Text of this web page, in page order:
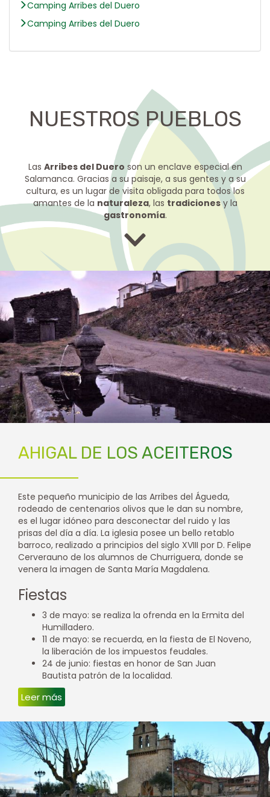
Camping Arribes del Duero
Camping Arribes del Duero
NUESTROS PUEBLOS
Las Arribes del Duero son un enclave especial en
Salamanca. Gracias a su paisaje, a sus gentes y a su
cultura, es un lugar de visita obligada para todos los
amantes de la naturaleza, las tradicionesy la
gastronomía.
AHIGAL DE LOS ACEITEROS
Este pequeño municipio de las Arribes del Águeda,
rodeado de centenarios olivos que le dan su nombre,
es el lugar idóneo para desconectar del ruido y las
prisas del día a día. La iglesia posee un bello retablo
barroco, realizado a principios del siglo XVIII por D. Felipe
Cerverauno de los alumnos de Churriguera, donde se
venera la imagen de Santa María Magdalena.
Fiestas
3 de mayo: se realiza la ofrenda en la Ermita del
Humilladero.
11 de mayo: se recuerda, en la fiesta de El Noveno,
la liberación de los impuestos feudales.
24 de junio: fiestas en honor de San Juan
Bautista patrón de la localidad.
Leer más